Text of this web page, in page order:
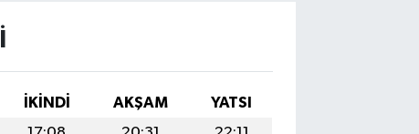
İKINDI AKŞAM
YATSI